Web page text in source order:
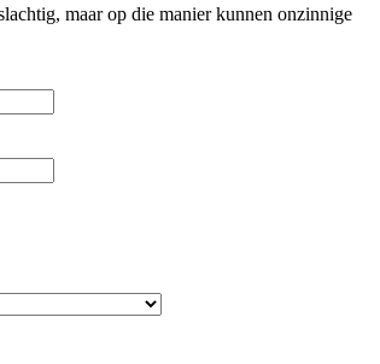
maar op die manier kunnen onzinnige